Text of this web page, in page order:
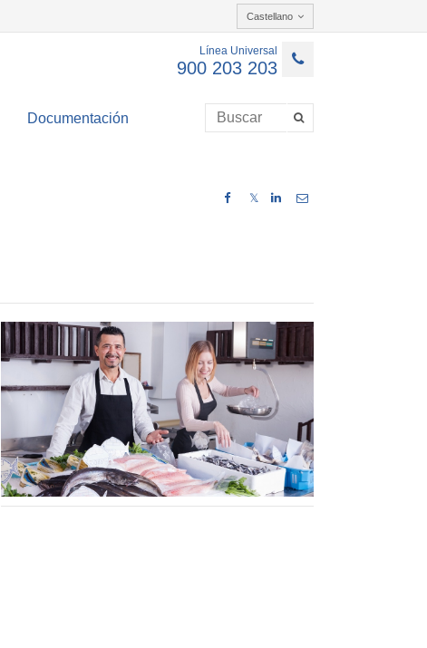
Castellano
Línea Universal
900 203 203
Documentación
𝕏